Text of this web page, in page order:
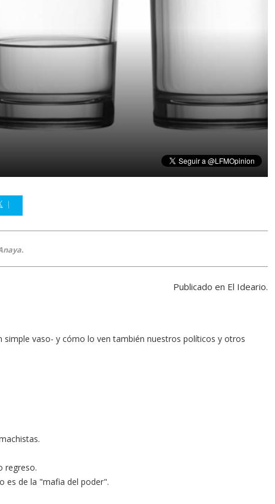
Publicado en El Ideario.
simple vaso- y cómo lo ven también nuestros políticos y otros
regreso.
es de la "mafia del poder".